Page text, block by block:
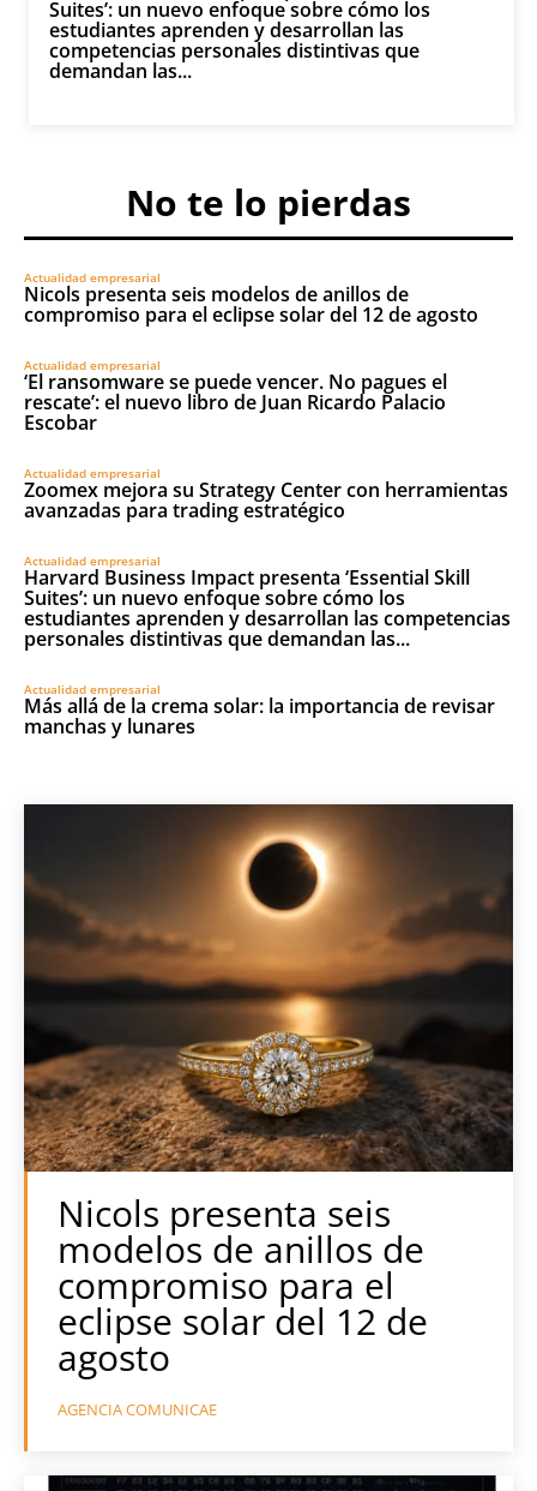
Suites’: un nuevo enfoque sobre cómo los
estudiantes aprenden y desarrollan las
competencias personales distintivas que
demandan las...
No te lo pierdas
Actualidad empresarial
Nicols presenta seis modelos de anillos de
compromiso para el eclipse solar del 12 de agosto
Actualidad empresarial
‘El ransomware se puede vencer. No pagues el
rescate’: el nuevo libro de Juan Ricardo Palacio
Escobar
Actualidad empresarial
Zoomex mejora su Strategy Center con herramientas
avanzadas para trading estratégico
Actualidad empresarial
Harvard Business Impact presenta ‘Essential Skill
Suites’: un nuevo enfoque sobre cómo los
estudiantes aprenden y desarrollan las competencias
personales distintivas que demandan las...
Actualidad empresarial
Más allá de la crema solar: la importancia de revisar
manchas y lunares
Nicols presenta seis
modelos de anillos de
compromiso para el
eclipse solar del 12 de
agosto
AGENCIA COMUNICAE